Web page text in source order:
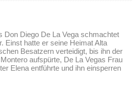
Don Diego De La Vega schmachtet
Einst hatte er seine Heimat Alta
Besatzern verteidigt, bis ihn der
aufspürte, De La Vegas Frau
Elena entführte und ihn einsperren